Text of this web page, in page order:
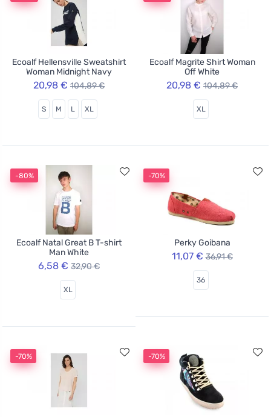
Ecoalf Hellensville Sweatshirt
Woman Midnight Navy
20,98 € 104,89 €
S M L XL
Ecoalf Magrite Shirt Woman
Off White
20,98 € 104,89 €
XL
-80%
Ecoalf Natal Great B T-shirt
Man White
6,58 € 32,90 €
XL
-70%
Perky Goibana
11,07 € 36,91 €
36
-70% -70%